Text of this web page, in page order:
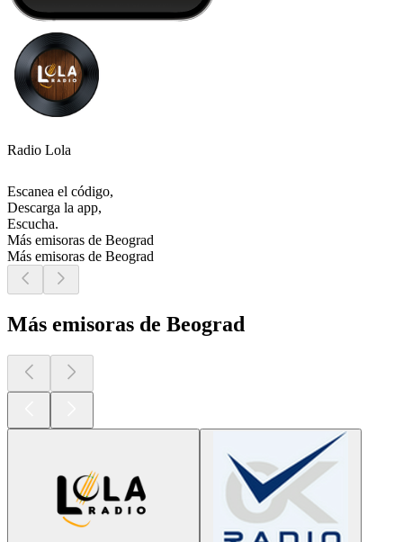
Radio Lola
Escanea el código,
Descarga la app,
Escucha.
Más emisoras de Beograd
Más emisoras de Beograd
Más emisoras de Beograd